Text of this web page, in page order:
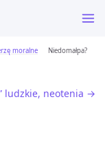
moralne Niedomałpa?
ludzkie, neotenia →